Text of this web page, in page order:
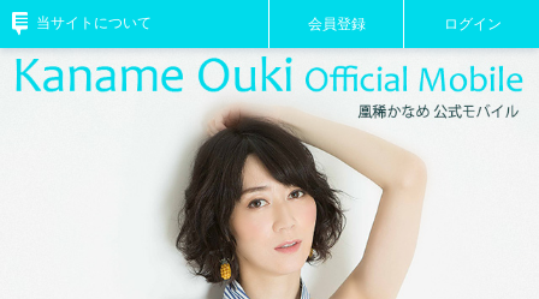
Shop
Ranking FanMail
BirthdayMailSpecial Present Ticket
当サイトについて 会員登録 ログイン